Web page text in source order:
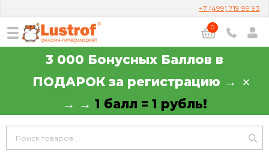
+7 (499) 719 99 93
0
3 000 Бонусных Баллов в
ПОДАРОК за регистрацию →
→ → 1 балл = 1 рубль!